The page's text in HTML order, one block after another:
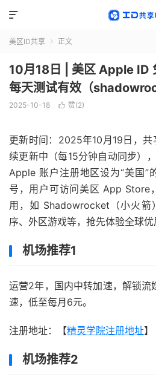

美区ID共享  正文
10月18日 | 美区 Apple ID
每天测试有效（
2025-10-18  赞(2)
更新时间：2025年10月19日，
续更新中（每15分钟自动同步）
Apple 账户注册地区设为“美国”
号，用户可访问美区 App Store
用，如 Shadowrocket（小火箭
序、外区游戏等，抢先体验全球优
机场推荐1
运营2年，国内中转加速，解锁流
速，低至每月6元。
注册地址：【精灵学院注册地址】
机场推荐2